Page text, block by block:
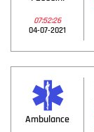
07:52:26
04-07-2021
Ambulance